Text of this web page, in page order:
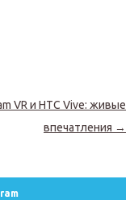
VR и HTC Vive: живые
впечатления →